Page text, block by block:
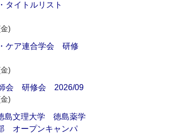
タイトルリスト
)
ケア連合学会 研修
)
会 研修会 2026/09
)
島文理大学 徳島薬学
オープンキャンパ